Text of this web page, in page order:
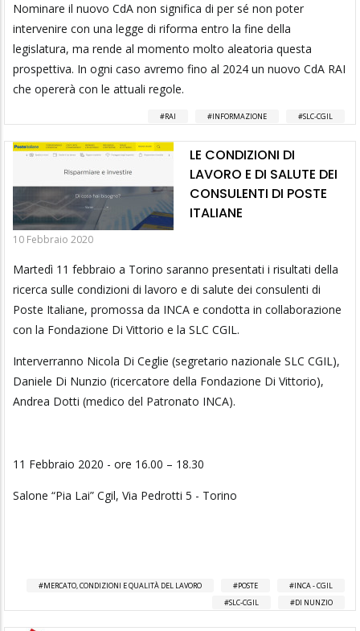
Nominare il nuovo CdA non significa di per sé non poter
intervenire con una legge di riforma entro la fine della
legislatura, ma rende al momento molto aleatoria questa
prospettiva. In ogni caso avremo fino al 2024 un nuovo CdA RAI
che opererà con le attuali regole.
RAI INFORMAZIONE SLC-CGIL
LE CONDIZIONI DI
LAVORO E DI SALUTE DEI
CONSULENTI DI POSTE
ITALIANE
10 Febbraio 2020
Martedì 11 febbraio a Torino saranno presentati i risultati della
ricerca sulle condizioni di lavoro e di salute dei consulenti di
Poste Italiane, promossa da INCA e condotta in collaborazione
con la Fondazione Di Vittorio e la SLC CGIL.
Interverranno Nicola Di Ceglie (segretario nazionale SLC CGIL),
Daniele Di Nunzio (ricercatore della Fondazione Di Vittorio),
Andrea Dotti (medico del Patronato INCA).
11 Febbraio 2020 - ore 16.00 – 18.30
Salone “Pia Lai” Cgil, Via Pedrotti 5 - Torino
MERCATO, CONDIZIONI E QUALITÀ DEL LAVORO POSTE
INCA - CGIL
SLC-CGIL
DI NUNZIO